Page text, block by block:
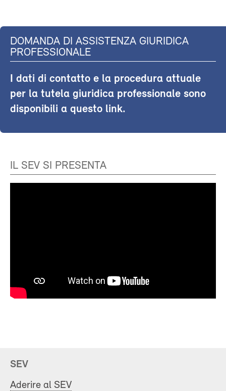
DOMANDA DI ASSISTENZA GIURIDICA
PROFESSIONALE
I dati di contatto e la procedura attuale
per la tutela giuridica professionale sono
disponibili a questo link.
IL SEV SI PRESENTA
SEV
Aderire al SEV